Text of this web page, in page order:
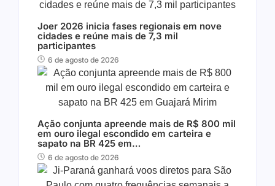
Joer 2026 inicia fases regionais em nove
cidades e reúne mais de 7,3 mil
participantes
6 de agosto de 2026
Ação conjunta apreende mais de R$ 800 mil
em ouro ilegal escondido em carteira e
sapato na BR 425 em…
6 de agosto de 2026